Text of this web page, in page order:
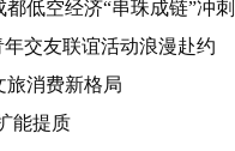
经济“串珠成链”冲刺万亿赛道
年交友联谊活动浪漫赴约
旅消费新格局
能提质